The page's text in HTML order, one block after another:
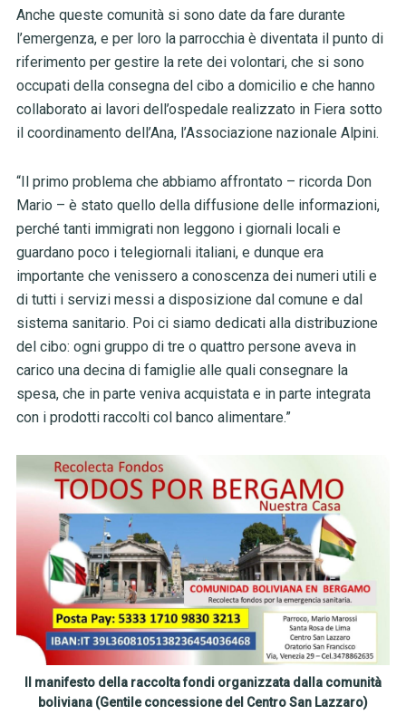
Anche queste comunità si sono date da fare durante
l’emergenza, e per loro la parrocchia è diventata il punto di
riferimento per gestire la rete dei volontari, che si sono
occupati della consegna del cibo a domicilio e che hanno
collaborato ai lavori dell’ospedale realizzato in Fiera sotto
il coordinamento dell’Ana, l’Associazione nazionale Alpini.
“Il primo problema che abbiamo affrontato – ricorda Don
Mario – è stato quello della diffusione delle informazioni,
perché tanti immigrati non leggono i giornali locali e
guardano poco i telegiornali italiani, e dunque era
importante che venissero a conoscenza dei numeri utili e
di tutti i servizi messi a disposizione dal comune e dal
sistema sanitario. Poi ci siamo dedicati alla distribuzione
del cibo: ogni gruppo di tre o quattro persone aveva in
carico una decina di famiglie alle quali consegnare la
spesa, che in parte veniva acquistata e in parte integrata
con i prodotti raccolti col banco alimentare.”
Il manifesto della raccolta fondi organizzata dalla comunità
boliviana (Gentile concessione del Centro San Lazzaro)